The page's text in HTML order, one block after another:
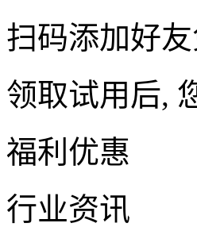
扫码添加好
领取试用后,
福利优惠
行业资讯